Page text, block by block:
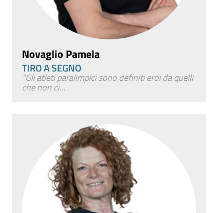
Novaglio Pamela
TIRO A SEGNO
"Gli atleti paralimpici sono definiti eroi da quelli
che non ci...